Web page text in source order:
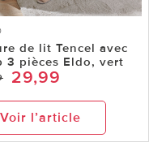
de lit Tencel avec
3 pièces Eldo, vert
29,99
Voir l’article